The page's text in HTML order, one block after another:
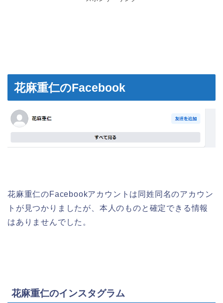
花麻重仁のFacebook
花麻重仁のFacebookアカウントは同姓同名のアカウン
トが見つかりましたが、本人のものと確定できる情報
はありませんでした。
花麻重仁のインスタグラム